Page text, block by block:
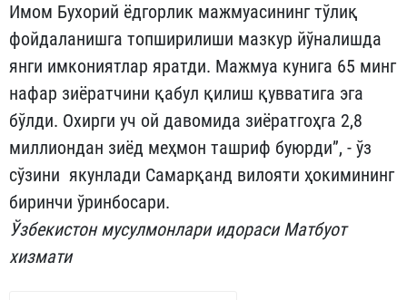
Имом Бухорий ёдгорлик мажмуасининг тўлиқ
фойдаланишга топширилиши мазкур йўналишда
янги имкониятлар яратди. Мажмуа кунига 65 минг
нафар зиёратчини қабул қилиш қувватига эга
бўлди. Охирги уч ой давомида зиёратгоҳга 2,8
миллиондан зиёд меҳмон ташриф буюрди”, - ўз
сўзини якунлади Самарқанд вилояти ҳокимининг
биринчи ўринбосари.
Ўзбекистон мусулмонлари идораси Матбуот
хизмати